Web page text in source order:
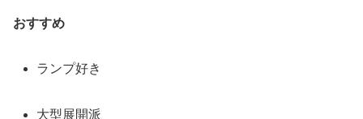
おすすめ
ランプ好き
大型展開派